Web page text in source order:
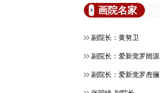
画院名家
副院长：黄努卫
副院长：爱新觉罗闿源
副院长：爱新觉罗焘骊